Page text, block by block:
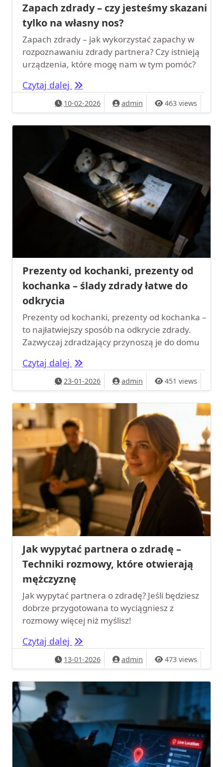
Zapach zdrady – czy jesteśmy skazani
tylko na własny nos?
Zapach zdrady – jak wykorzystać zapachy w
rozpoznawaniu zdrady partnera? Czy istnieją
urządzenia, które mogę nam w tym pomóc?
Czytaj dalej Zapach zdrady – czy jesteśmy
10-02-2026 admin 463 views
Prezenty od kochanki, prezenty od
kochanka – ślady zdrady łatwe do
odkrycia
Prezenty od kochanki, prezenty od kochanka –
to najłatwiejszy sposób na odkrycie zdrady.
Zazwyczaj zdradzający przynoszą je do domu
Czytaj dalej Prezenty od kochanki, prezenty od
23-01-2026 admin 451 views
Jak wypytać partnera o zdradę –
Techniki rozmowy, które otwierają
mężczyznę
Jak wypytać partnera o zdradę? Jeśli będziesz
dobrze przygotowana to wyciągniesz z
rozmowy więcej niż myślisz!
Czytaj dalej Jak wypytać partnera o zdradę –
13-01-2026 admin 473 views